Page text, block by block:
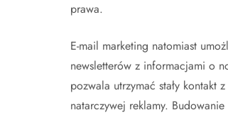
prawa.
E-mail marketing natomiast
newsletterów z informacjami o
pozwala utrzymać stały kontakt
natarczywej reklamy.